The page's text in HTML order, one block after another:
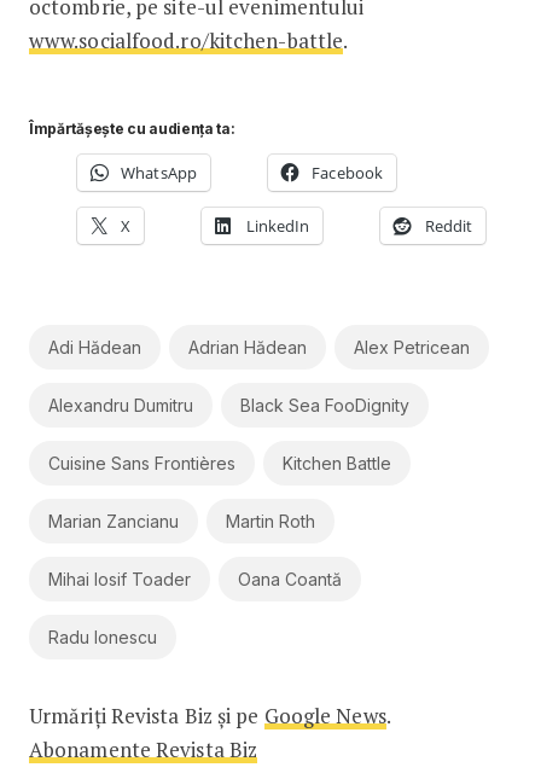
octombrie, pe site-ul evenimentului
www.socialfood.ro/kitchen-battle.
Împărtășește cu audiența ta:
WhatsApp Facebook
X LinkedIn Reddit
Adi Hădean Adrian Hădean Alex Petricean
Alexandru Dumitru Black Sea FooDignity
Cuisine Sans Frontières Kitchen Battle
Marian Zancianu Martin Roth
Mihai Iosif Toader Oana Coantă
Radu Ionescu
Urmăriți Revista Biz și pe Google News.
Abonamente Revista Biz